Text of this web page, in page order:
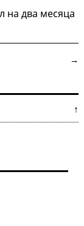
на два месяца
→
↑